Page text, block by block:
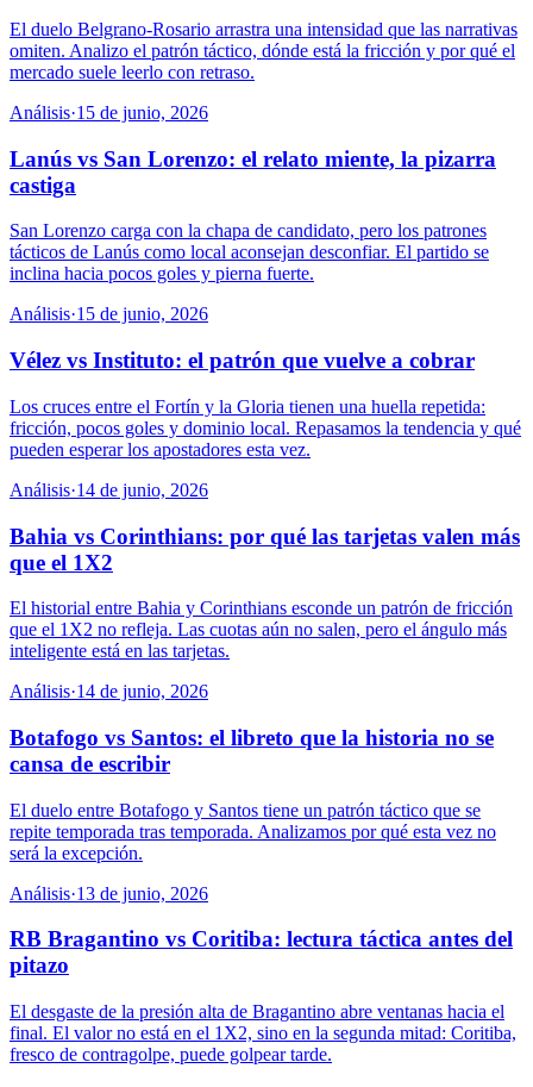
El duelo Belgrano-Rosario arrastra una intensidad que las narrativas
omiten. Analizo el patrón táctico, dónde está la fricción y por qué el
mercado suele leerlo con retraso.
Análisis·15 de junio, 2026
Lanús vs San Lorenzo: el relato miente, la pizarra
castiga
San Lorenzo carga con la chapa de candidato, pero los patrones
tácticos de Lanús como local aconsejan desconfiar. El partido se
inclina hacia pocos goles y pierna fuerte.
Análisis·15 de junio, 2026
Vélez vs Instituto: el patrón que vuelve a cobrar
Los cruces entre el Fortín y la Gloria tienen una huella repetida:
fricción, pocos goles y dominio local. Repasamos la tendencia y qué
pueden esperar los apostadores esta vez.
Análisis·14 de junio, 2026
Bahia vs Corinthians: por qué las tarjetas valen más
que el 1X2
El historial entre Bahia y Corinthians esconde un patrón de fricción
que el 1X2 no refleja. Las cuotas aún no salen, pero el ángulo más
inteligente está en las tarjetas.
Análisis·14 de junio, 2026
Botafogo vs Santos: el libreto que la historia no se
cansa de escribir
El duelo entre Botafogo y Santos tiene un patrón táctico que se
repite temporada tras temporada. Analizamos por qué esta vez no
será la excepción.
Análisis·13 de junio, 2026
RB Bragantino vs Coritiba: lectura táctica antes del
pitazo
El desgaste de la presión alta de Bragantino abre ventanas hacia el
final. El valor no está en el 1X2, sino en la segunda mitad: Coritiba,
fresco de contragolpe, puede golpear tarde.